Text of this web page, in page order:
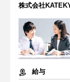
株式会社
給与